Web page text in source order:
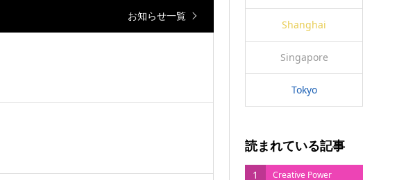
お知らせ一覧
Shanghai
Singapore
Tokyo
読まれている記事
1 Creative Power